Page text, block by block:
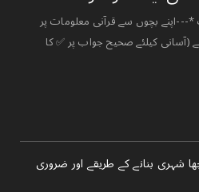
اپنے بچوں سے قرآنی معلومات پر
(آسانی کیلئے صحیح جواب پر ✅ کا
شہری بنانے کے طریقے اور ضروری